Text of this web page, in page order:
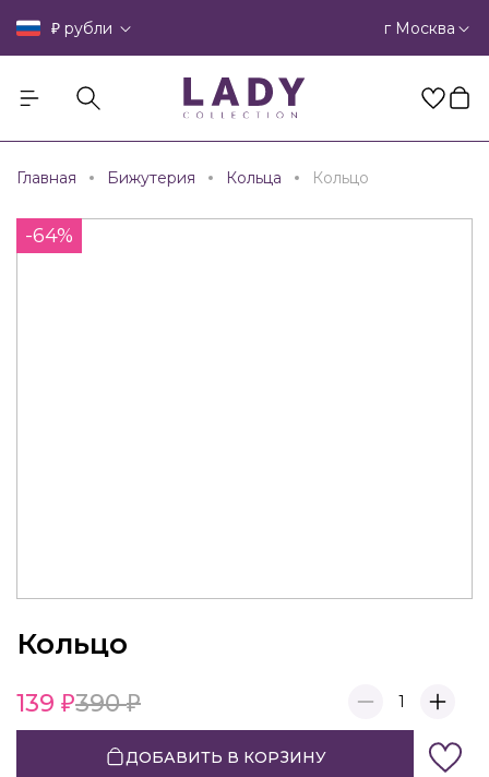
₽ рубли г Москва
Главная Бижутерия Кольца Кольцо
-64%
Кольцо
139 390 1
ДОБАВИТЬ В КОРЗИНУ